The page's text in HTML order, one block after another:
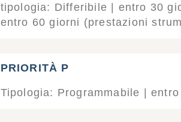
tipologia: Differibile | entro 30
entro 60 giorni (prestazioni
PRIORITÀ P
Tipologia: Programmabile |